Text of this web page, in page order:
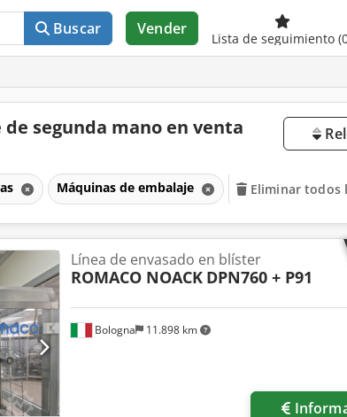
Buscar Vender
Lista de seguimiento
segunda mano en venta
Máquinas de embalaje Eliminar todos
Bologna 11.898 km
Línea de envasado en blíster
ROMACO NOACK DPN760 + P91